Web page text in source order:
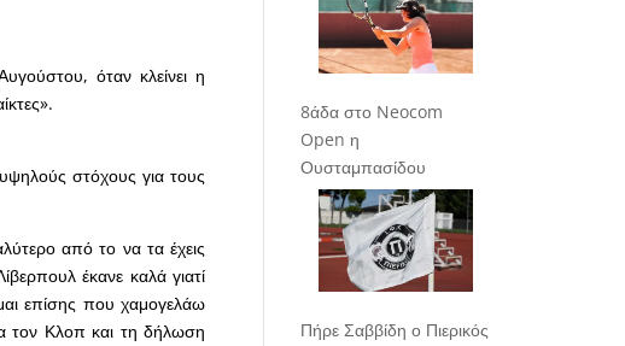
όταν κλείνει η
στόχους για τους
από το να τα έχεις
έκανε καλά γιατί
επίσης που χαμογελάω
τον Κλοπ και τη δήλωση
8άδα στο Neocom
Open η
Ουσταμπασίδου
Πήρε Σαββίδη ο Πιερικός